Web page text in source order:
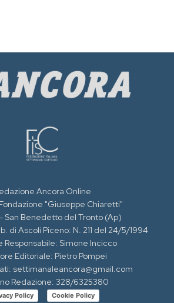
Ancora Online
"Giuseppe Chiaretti"
San Benedetto del Tronto (Ap)
di Ascoli Piceno: N. 211 del 24/5/1994
Responsabile: Simone Incicco
Editoriale: Pietro Pompei
settimanaleancora@gmail.com
Redazione: 328/6325380
Policy Cookie Policy